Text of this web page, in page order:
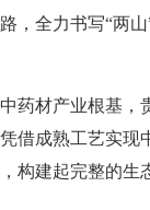
，全力书写“两
药材产业根基，
借成熟工艺实现
构建起完整的生